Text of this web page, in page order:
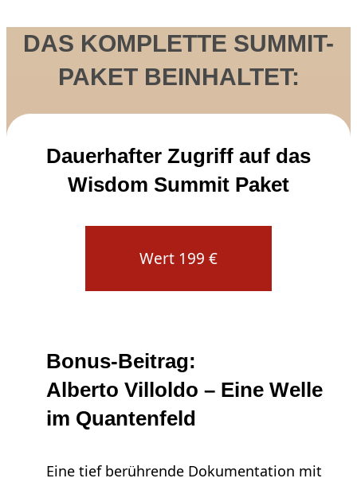
DAS KOMPLETTE SUMMIT-
PAKETBEINHALTET:
Dauerhafter Zugriff auf das
Wisdom Summit Paket
Wert 199 €
Bonus-Beitrag:
Alberto Villoldo – Eine Welle
im Quantenfeld
Eine tief berührende Dokumentation mit